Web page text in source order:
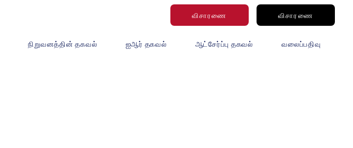
விசாரணை விசாரணை
நிறுவனத்தின் தகவல் ஐஆர் தகவல் ஆட்சேர்ப்பு தகவல் வலைப்பதிவு